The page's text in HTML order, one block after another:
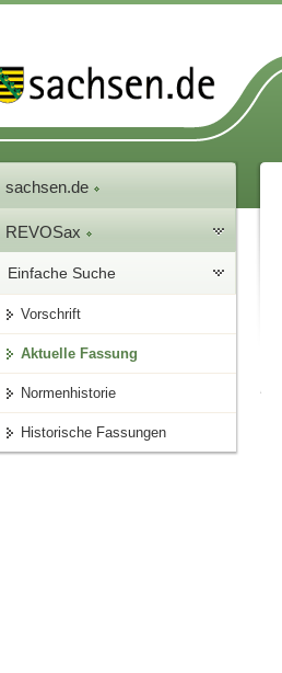
sachsen.de
REVOSax
Einfache Suche
Vorschrift
Aktuelle Fassung
Normenhistorie
Historische Fassungen